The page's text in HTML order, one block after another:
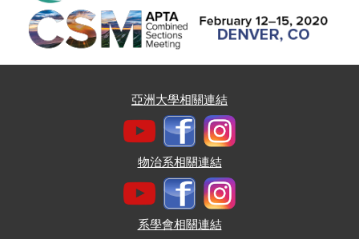
亞洲大學相關連結
物治系相關連結
系學會相關連結